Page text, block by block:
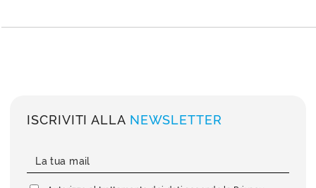
ISCRIVITI ALLA NEWSLETTER